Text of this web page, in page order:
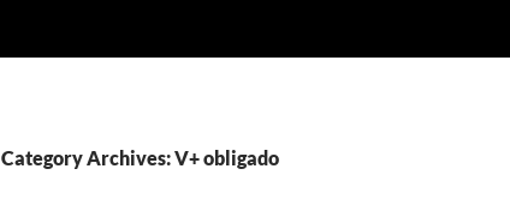
Category Archives: V+ obligado